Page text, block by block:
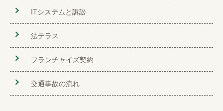
ITシステムと訴訟
法テラス
フランチャイズ契約
交通事故の流れ